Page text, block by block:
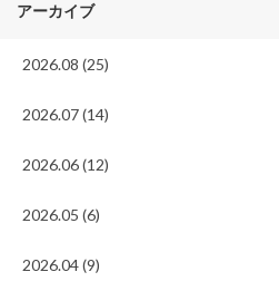
アーカイブ
2026.08 (25)
2026.07 (14)
2026.06 (12)
2026.05 (6)
2026.04 (9)